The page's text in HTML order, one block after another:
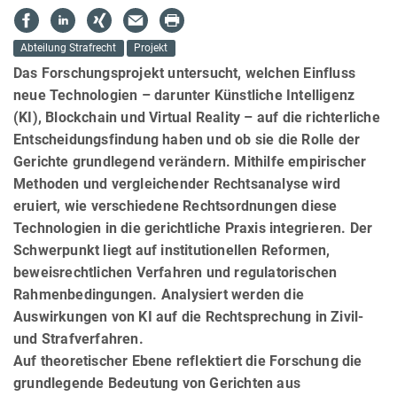
Abteilung Strafrecht Projekt
Das Forschungsprojekt untersucht, welchen Einfluss
neue Technologien – darunter Künstliche Intelligenz
(KI), Blockchain und Virtual Reality – auf die richterliche
Entscheidungsfindung haben und ob sie die Rolle der
Gerichte grundlegend verändern. Mithilfe empirischer
Metho­den und vergleichender Rechtsanalyse wird
eruiert, wie verschiedene Rechtsordnungen diese
Technologien in die gerichtliche Praxis integrieren. Der
Schwerpunkt liegt auf institutionellen Reformen,
beweisrechtlichen Verfahren und regulatorischen
Rahmenbedingungen. Analysiert werden die
Auswirkungen von KI auf die Rechtsprechung in Zivil-
und Strafverfahren.
Auf theoretischer Ebene reflektiert die Forschung die
grundlegende Bedeutung von Gerichten aus